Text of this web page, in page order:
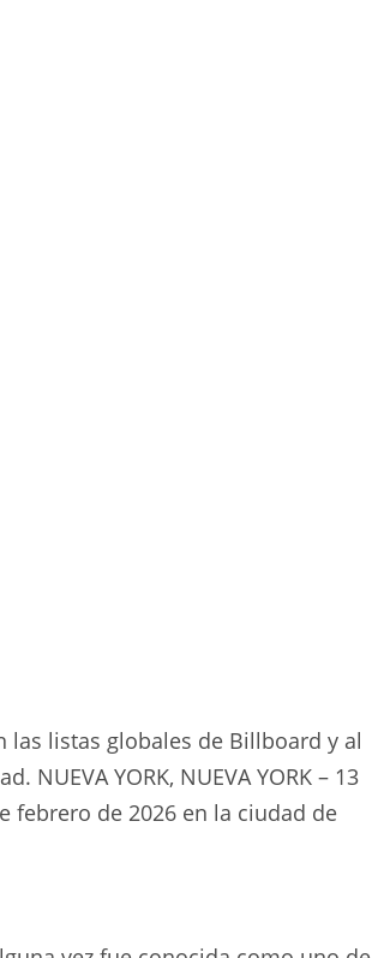
las listas globales de Billboard y al
YORK, NUEVA YORK – 13
febrero de 2026 en la ciudad de